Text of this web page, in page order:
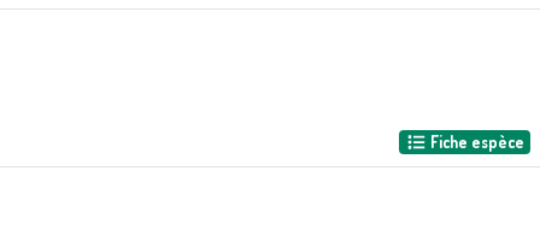
Fiche espèce